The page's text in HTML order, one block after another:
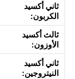
ثاني أكسيد
الكربون:
ثالث أكسيد
الأوزون:
ثاني أكسيد
النيتروجين: